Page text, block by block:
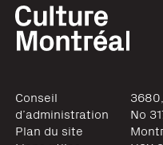
Conseil
d’administration
Plan du site
No